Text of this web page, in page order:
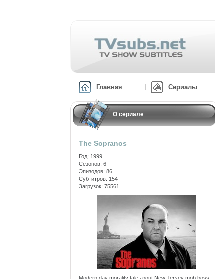
Главная Сериалы
О сериале
The Sopranos
Год: 1999
Сезонов: 6
Эпизодов: 86
Субтитров: 154
Загрузок: 75561
Modern day morality tale about New Jersey mob boss